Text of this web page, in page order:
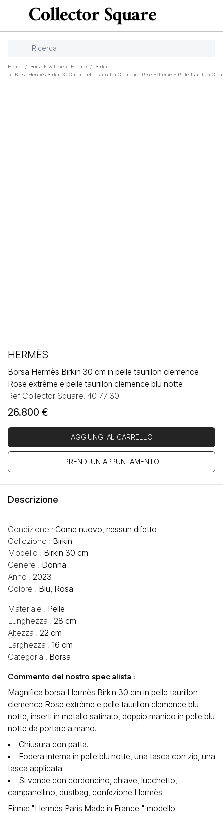
Home / Borse E Valigie / Hermès /
Birkin
/
Borsa Hermès Birkin 30 Cm In Pelle Taurillon Clemence Rose Extrême E Pelle Taurillon
HERMÈS
Borsa Hermès Birkin 30 cm in pelle taurillon clemence
Rose extrême e pelle taurillon clemence blu notte
Ref Collector Square: 40 77 30
26.800 €
AGGIUNGI AL CARRELLO
PRENDI UN APPUNTAMENTO
Descrizione
Condizione : Come nuovo, nessun difetto
Collezione : Birkin
Modello : Birkin 30 cm
Genere : Donna
Anno : 2023
Colore : Blu, Rosa
Materiale : Pelle
Lunghezza : 28 cm
Altezza : 22 cm
Larghezza : 16 cm
Categoria : Borsa
Commento del nostro specialista :
Magnifica borsa Hermès Birkin 30 cm in pelle taurillon
clemence Rose extrême e pelle taurillon clemence blu
notte, inserti in metallo satinato, doppio manico in pelle blu
notte da portare a mano.
Chiusura con patta.
Fodera interna in pelle blu notte, una tasca con zip, una
tasca applicata.
Si vende con cordoncino, chiave, lucchetto,
campanellino, dustbag, confezione Hermès.
Firma: "Hermès Paris Made in France " modello